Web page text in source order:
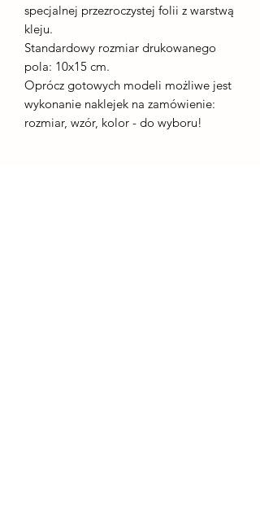
specjalnej przezroczystej folii z warstwą
kleju.
Standardowy rozmiar drukowanego
pola: 10x15 cm.
Oprócz gotowych modeli możliwe jest
wykonanie naklejek na zamówienie:
rozmiar, wzór, kolor - do wyboru!